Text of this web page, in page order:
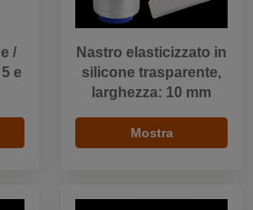
/
e
Nastro elasticizzato in
silicone trasparente,
larghezza: 10 mm
Mostra